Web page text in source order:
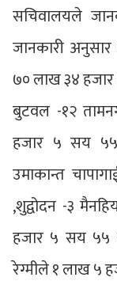
सचिवालयले
जानकारी
७० लाख ३४
बुटवल -१२
हजार ५ सय ५५
उमाकान्त
,शुद्वोदन -३
हजार ५ सय ५५
रेग्मीले १ लाख ५